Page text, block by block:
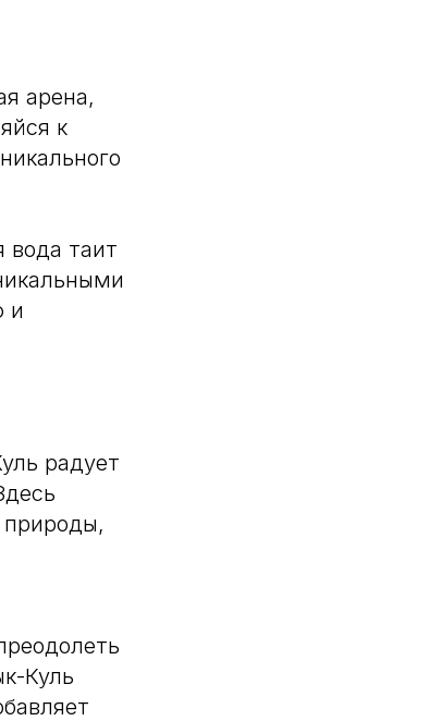
арена,
к
вода таит
и
радует
Куль